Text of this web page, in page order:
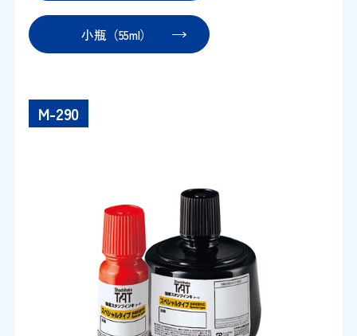
小瓶（55ml）
M-290